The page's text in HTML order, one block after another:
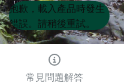
Product
List
Product
List
抱歉，載入產品時發生
錯誤。請稍後重試。
常見問題解答